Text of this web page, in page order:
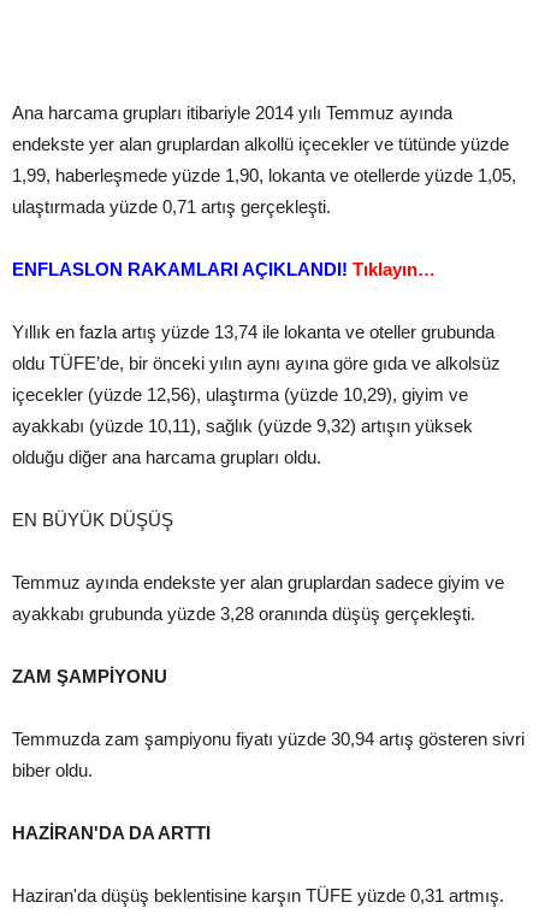
Ana harcama grupları itibariyle 2014 yılı Temmuz ayında
endekste yer alan gruplardan alkollü içecekler ve tütünde yüzde
1,99, haberleşmede yüzde 1,90, lokanta ve otellerde yüzde 1,05,
ulaştırmada yüzde 0,71 artış gerçekleşti.
ENFLASLON RAKAMLARI AÇIKLANDI! Tıklayın…
Yıllık en fazla artış yüzde 13,74 ile lokanta ve oteller grubunda
oldu TÜFE’de, bir önceki yılın aynı ayına göre gıda ve alkolsüz
içecekler (yüzde 12,56), ulaştırma (yüzde 10,29), giyim ve
ayakkabı (yüzde 10,11), sağlık (yüzde 9,32) artışın yüksek
olduğu diğer ana harcama grupları oldu.
EN BÜYÜK DÜŞÜŞ
Temmuz ayında endekste yer alan gruplardan sadece giyim ve
ayakkabı grubunda yüzde 3,28 oranında düşüş gerçekleşti.
ZAM ŞAMPİYONU
Temmuzda zam şampiyonu fiyatı yüzde 30,94 artış gösteren sivri
biber oldu.
HAZİRAN'DA DA ARTTI
Haziran'da düşüş beklentisine karşın TÜFE yüzde 0,31 artmış.